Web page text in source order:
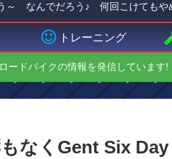
～ なんでだろう♪ 何回こけてもや
トレーニング
ロードバイクの情報を発信しています!
なくGent Six